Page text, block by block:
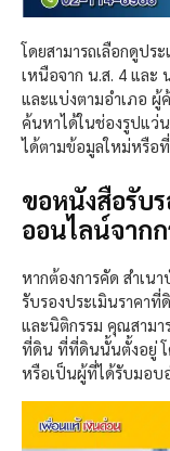
โดยสามารถเลือกดูป
เหนือจาก น.ส. 4 และ
และแบ่งตามอำเภอ ผู้
ค้นหาได้ในช่องรูปแว่
ได้ตามข้อมูลใหม่หรือ
ขอหนังสือรับ
ออนไลน์จาก
หากต้องการคัด สำเน
รับรองประเมินราคา
และนิติกรรม คุณสามา
ที่ดิน ที่ที่ดินนั้นตั้งอยู่
หรือเป็นผู้ที่ได้รับมอบ